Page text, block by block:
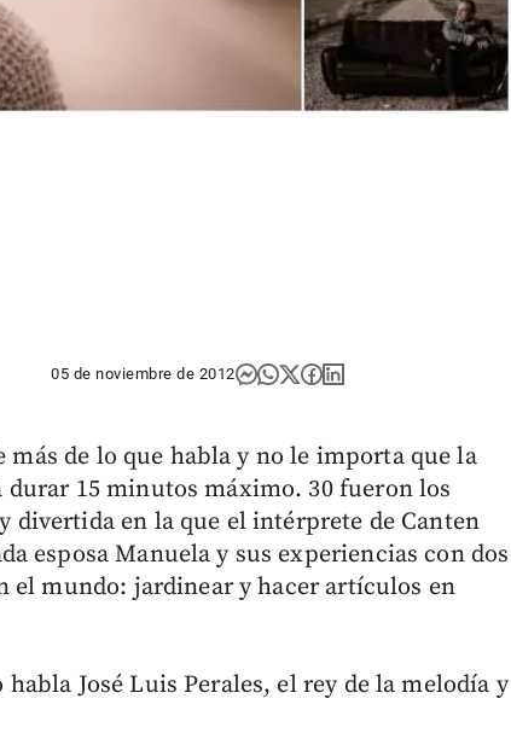
05 de noviembre de 2012
más de lo que habla y no le importa que la
15 minutos máximo. 30 fueron los
divertida en la que el intérprete de Canten
esposa Manuela y sus experiencias con dos
el mundo: jardinear y hacer artículos en
José Luis Perales, el rey de la melodía y